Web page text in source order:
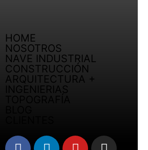
HOME
NOSOTROS
NAVE INDUSTRIAL
CONSTRUCCIÓN
ARQUITECTURA +
INGENIERIAS